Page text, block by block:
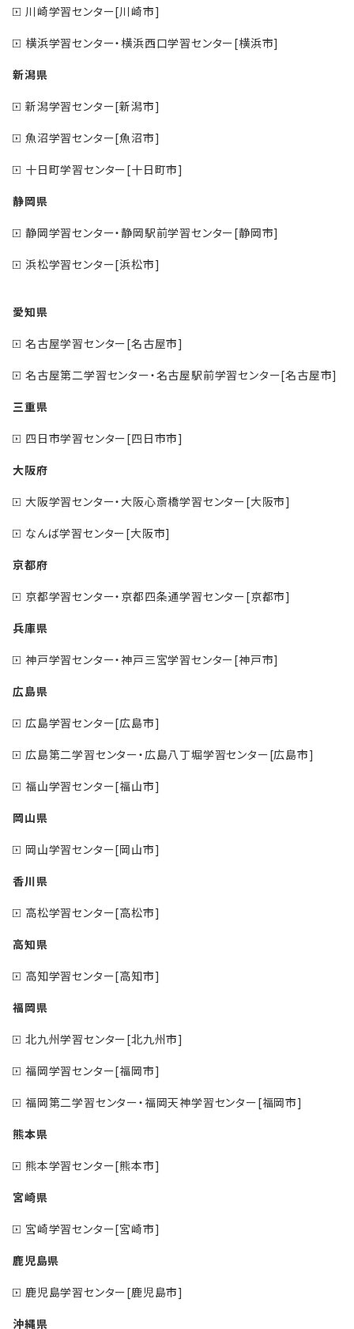
川崎学習センター[川崎市]
横浜学習センター・横浜西口学習センター[横浜市]
新潟県
新潟学習センター[新潟市]
魚沼学習センター[魚沼市]
十日町学習センター[十日町市]
静岡県
静岡学習センター・静岡駅前学習センター[静岡市]
浜松学習センター[浜松市]
愛知県
名古屋学習センター[名古屋市]
名古屋第二学習センター・名古屋駅前学習センター[名古屋市]
三重県
四日市学習センター[四日市市]
大阪府
大阪学習センター・大阪心斎橋学習センター[大阪市]
なんば学習センター[大阪市]
京都府
京都学習センター・京都四条通学習センター[京都市]
兵庫県
神戸学習センター・神戸三宮学習センター[神戸市]
広島県
広島学習センター[広島市]
広島第二学習センター・広島八丁堀学習センター[広島市]
福山学習センター[福山市]
岡山県
岡山学習センター[岡山市]
香川県
高松学習センター[高松市]
高知県
高知学習センター[高知市]
福岡県
北九州学習センター[北九州市]
福岡学習センター[福岡市]
福岡第二学習センター・福岡天神学習センター[福岡市]
熊本県
熊本学習センター[熊本市]
宮崎県
宮崎学習センター[宮崎市]
鹿児島県
鹿児島学習センター[鹿児島市]
沖縄県